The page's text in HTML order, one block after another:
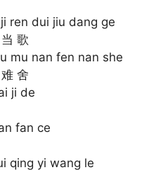
ren dui jiu dang ge
歌
mu nan fen nan she
舍
ji de
fan ce
qing yi wang le